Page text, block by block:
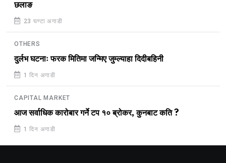
छलाङ
23 घण्टा अगाडी
OTHERS
दुर्लभ घटनाः फरक मितिमा जन्मिए जुम्ल्याहा दिदीबहिनी
1 दिन अगाडी
CAPITAL MARKET
आज सर्वाधिक कारोबार गर्ने टप १० ब्रोकर, कुनबाट कति ?
1 दिन अगाडी